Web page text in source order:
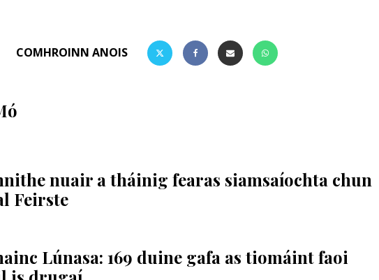
COMHROINN ANOIS
nuair a tháinig fearas siamsaíochta chun
Feirste
Lúnasa: 169 duine gafa as tiomáint faoi